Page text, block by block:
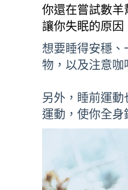
你還在嘗試數羊
讓你失眠的原因
想要睡得安穩
物，以及注意
另外，睡前運
運動，使你全